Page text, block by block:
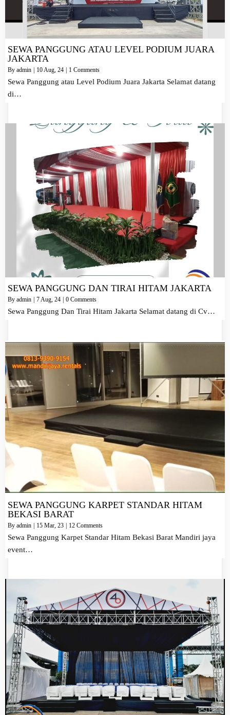
SEWA PANGGUNG ATAU LEVEL PODIUM JUARA
JAKARTA
By admin 10Aug, 24 1 Comments
Sewa Panggung atau Level Podium Juara Jakarta Selamat datang
di…
SEWA PANGGUNG DAN TIRAI HITAM JAKARTA
By admin | 7 Aug, 24 | 0 Comments
Sewa Panggung Dan Tirai Hitam Jakarta Selamat datang di Cv…
SEWA PANGGUNG KARPET STANDAR HITAM
BEKASI BARAT
By admin 15 Mar, 23 12 Comments
Sewa Panggung Karpet Standar Hitam Bekasi Barat Mandiri jaya
event…